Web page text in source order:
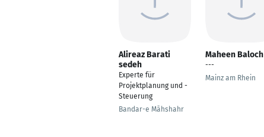
Alireaz Barati
sedeh
Experte für
Projektplanung und -
Steuerung
Bandar-e Māhshahr
Maheen Baloch
---
Mainz am Rhein